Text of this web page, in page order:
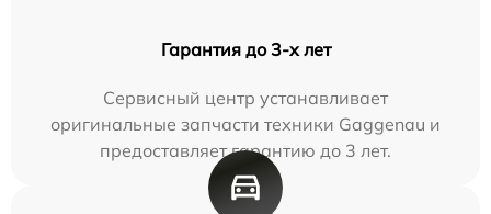
Гарантия до 3-х лет
Сервисный центр устанавливает
оригинальные запчасти техники Gaggenau и
предоставляет гарантию до 3 лет.